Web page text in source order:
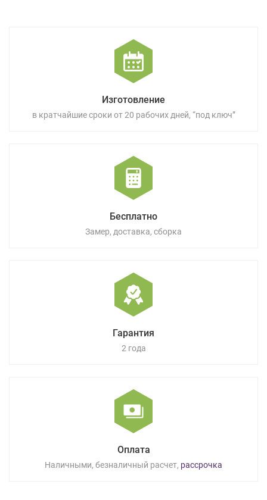
Изготовление
в кратчайшие сроки от 20 рабочих дней, “под ключ”
Бесплатно
Замер, доставка, сборка
Гарантия
2 года
Оплата
Наличными, безналичный расчет, рассрочка